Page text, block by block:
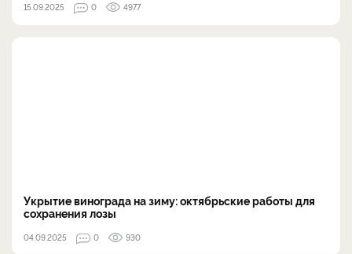
15.09.2025 0 4977
Укрытие винограда на зиму: октябрьские работы для
сохранения лозы
04.09.2025 0 930